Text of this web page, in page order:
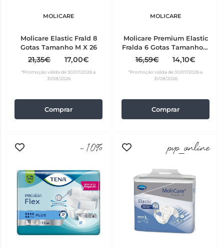
MOLICARE
Molicare Elastic Frald 8
Gotas Tamanho M X 26
21,35€ 17,00€
*Promoção válida de 30/07/2026 a
31/08/2026
Comprar
MOLICARE
Molicare Premium Elastic
Fralda 6 Gotas Tamanho S
30 unidades
16,59€ 14,10€
*Promoção válida de 30/07/2026 a
31/08/2026
Comprar
-10% pvp_online